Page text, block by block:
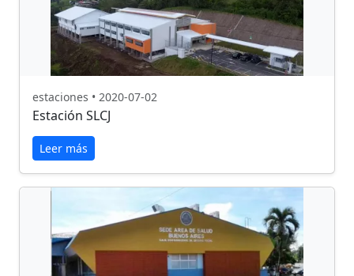
estaciones • 2020-07-02
Estación SLCJ
Leer más